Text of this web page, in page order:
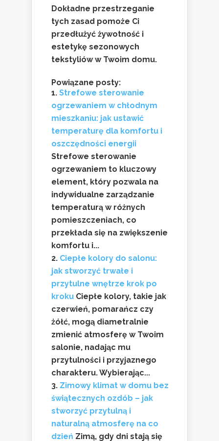
Dokładne przestrzeganie
tych zasad pomoże Ci
przedłużyć żywotność i
estetykę sezonowych
tekstyliów w Twoim domu.
Powiązane posty:
Strefowe sterowanie
ogrzewaniem w chłodnym
mieszkaniu: jak ustawić
temperaturę dla komfortu i
oszczędności energii
Strefowe sterowanie
ogrzewaniem to kluczowy
element, który pozwala na
indywidualne zarządzanie
temperaturą w różnych
pomieszczeniach, co
przekłada się na zwiększenie
komfortu i...
Ciepłe kolory do salonu:
jak stworzyć trwałe i
przytulne wnętrze krok po
kroku Ciepłe kolory, takie jak
czerwień, pomarańcz czy
żółć, mogą diametralnie
zmienić atmosferę w Twoim
salonie, nadając mu
przytulności i przyjaznego
charakteru. Wybierając...
Zimowy klimat w domu bez
świątecznych ozdób – jak
stworzyć przytulną i
naturalną atmosferę na co
dzień Zimą, gdy dni stają się